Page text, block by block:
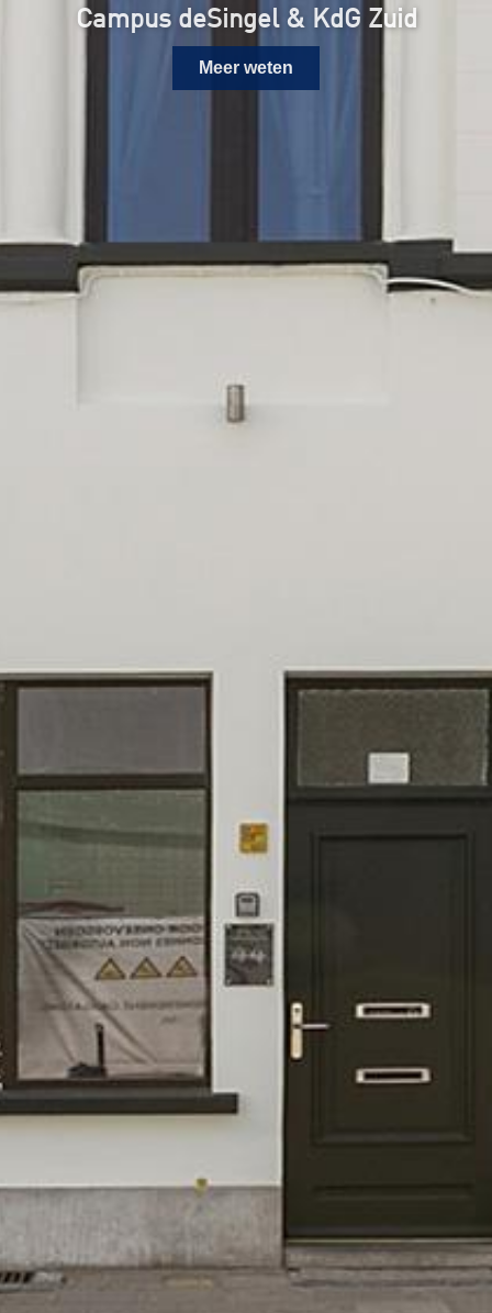
Campus deSingel & KdG Zuid
Meer weten